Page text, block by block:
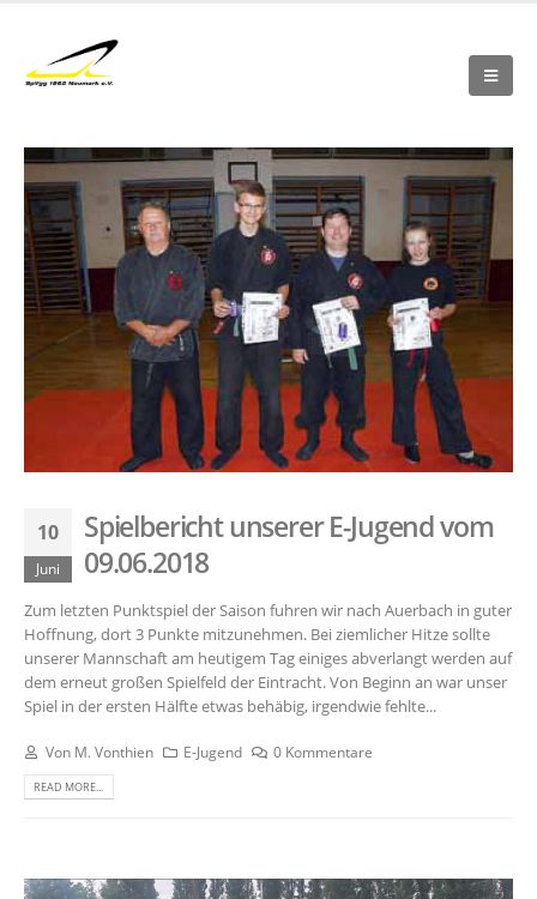
10
Juni
Spielbericht unserer E-Jugend vom
09.06.2018
Zum letzten Punktspiel der Saison fuhren wir nach Auerbach in guter
Hoffnung, dort 3 Punkte mitzunehmen. Bei ziemlicher Hitze sollte
unserer Mannschaft am heutigem Tag einiges abverlangt werden auf
dem erneut großen Spielfeld der Eintracht. Von Beginn an war unser
Spiel in der ersten Hälfte etwas behäbig, irgendwie fehlte...
Von M. Vonthien E-Jugend 0 Kommentare
READ MORE...